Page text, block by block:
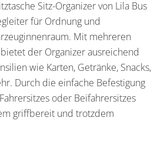
Sitz-Organizer von Lila Bus
für Ordnung und
Mit mehreren
der Organizer ausreichend
wie Karten, Getränke, Snacks,
Durch die einfache Befestigung
oder Beifahrersitzes
griffbereit und trotzdem